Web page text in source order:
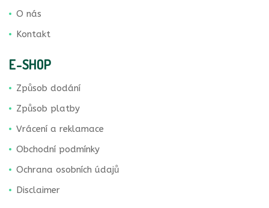
O nás
Kontakt
E-SHOP
Způsob dodání
Způsob platby
Vrácení a reklamace
Obchodní podmínky
Ochrana osobních údajů
Disclaimer